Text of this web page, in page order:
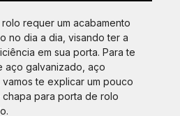
requer um acabamento
no dia a dia, visando ter a
em sua porta. Para te
aço galvanizado, aço
te explicar um pouco
para porta de rolo